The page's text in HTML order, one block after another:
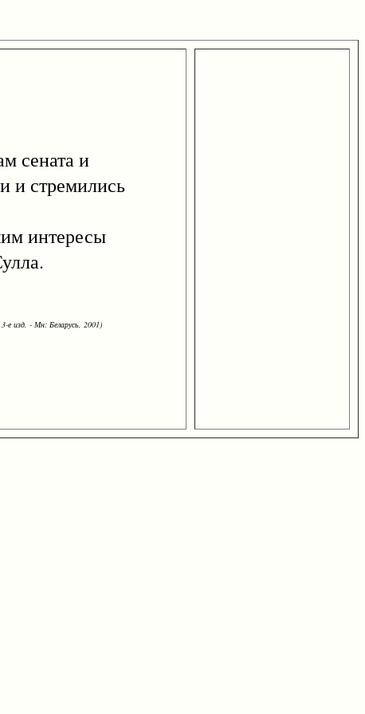
сената и
и стремились
интересы
е изд. - Мн: Беларусь, 2001)